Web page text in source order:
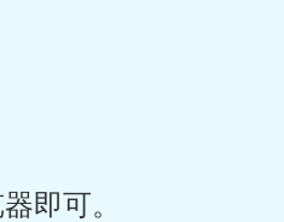
即可。